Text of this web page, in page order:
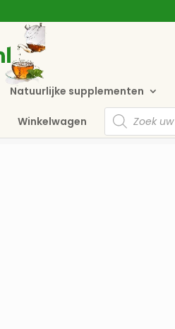
Natuurlijke supplementen
Winkelwagen
Producten
zoeken